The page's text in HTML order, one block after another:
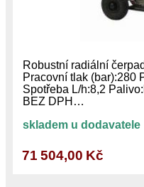
Robustní radiální
Pracovní tlak (bar):280
Spotřeba L/h:8,2
BEZ DPH…
skladem u dodavatele
71 504,00 Kč